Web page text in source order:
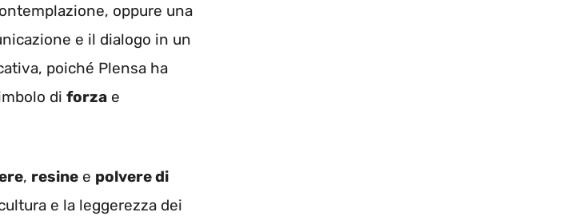
oppure una
e il dialogo in un
poiché Plensa ha
di forza e
, resine e polvere di
e la leggerezza dei